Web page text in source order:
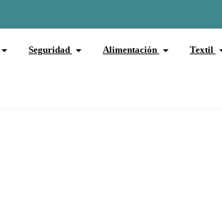
Seguridad Alimentación Textil